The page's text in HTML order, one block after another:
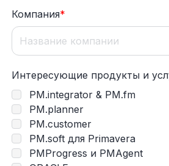
Компания*
Интересующие продукты и
PM.integrator & PM.fm
PM.planner
PM.customer
PM.soft для Primavera
PMProgress и PMAgent